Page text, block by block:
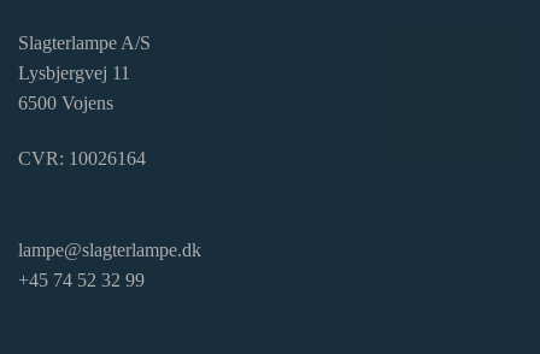
Slagterlampe A/S
Lysbjergvej 11
6500 Vojens
CVR: 10026164
lampe@slagterlampe.dk
+45 74 52 32 99